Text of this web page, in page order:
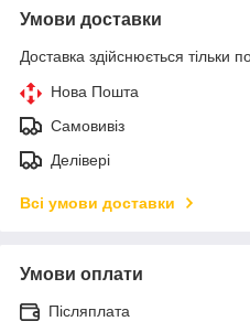
Умови доставки
Доставка здійснюється тільки
Нова Пошта
Самовивіз
Делівері
Всі умови доставки
Умови оплати
Післяплата